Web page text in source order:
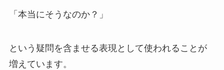
「本当にそうなのか？」
という疑問を含ませる表現として使われることが
増えています。